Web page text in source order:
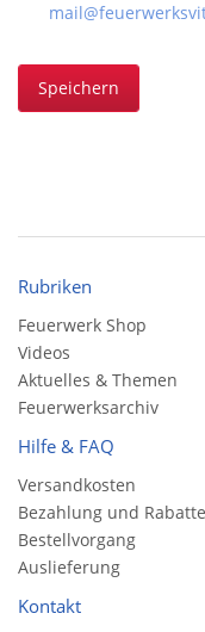
Speichern
Rubriken
Feuerwerk Shop
Videos
Aktuelles & Themen
Feuerwerksarchiv
Hilfe & FAQ
Versandkosten
Bezahlung und Rabatte
Bestellvorgang
Auslieferung
Kontakt